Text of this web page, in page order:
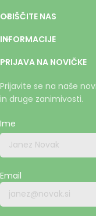
OBIŠČITE NAS
INFORMACIJE
PRIJAVA NA NOVIČKE
Prijavite se na naše
in druge zanimivosti.
Ime
Email